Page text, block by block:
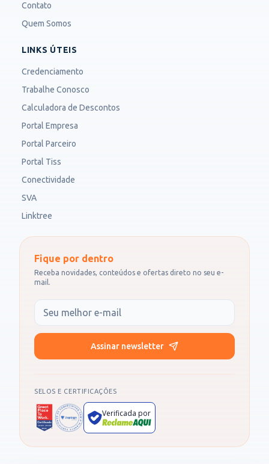
Contato
Quem Somos
LINKS ÚTEIS
Credenciamento
Trabalhe Conosco
Calculadora de Descontos
Portal Empresa
Portal Parceiro
Portal Tiss
Conectividade
SVA
Linktree
Fique por dentro
Receba novidades, conteúdos e ofertas direto no seu e-
mail.
Seu e-mail
Assinar newsletter
SELOS E CERTIFICAÇÕES
Verificada por